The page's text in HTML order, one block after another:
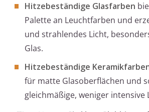
Hitzebeständige Glasfarben
Palette an Leuchtfarben und
und strahlendes Licht,
Glas.
Hitzebeständige
für matte Glasoberflächen und
gleichmäßige, weniger intensive